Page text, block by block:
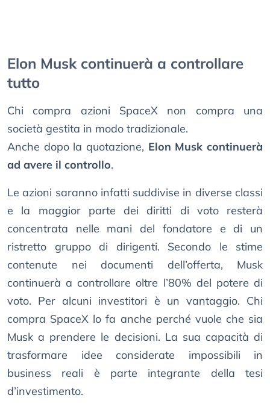
Elon Musk continuerà a controllare
tutto
Chi compra azioni SpaceX non compra una
società gestita in modo tradizionale.
Anche dopo la quotazione, Elon Musk continuerà
ad avere il controllo.
Le azioni saranno infatti suddivise in diverse classi
e la maggior parte dei diritti di voto resterà
concentrata nelle mani del fondatore e di un
ristretto gruppo di dirigenti. Secondo le stime
contenute nei documenti dell’offerta, Musk
continuerà a controllare oltre l’80% del potere di
voto. Per alcuni investitori è un vantaggio. Chi
compra SpaceX lo fa anche perché vuole che sia
Musk a prendere le decisioni. La sua capacità di
trasformare idee considerate impossibili in
business reali è parte integrante della tesi
d’investimento.